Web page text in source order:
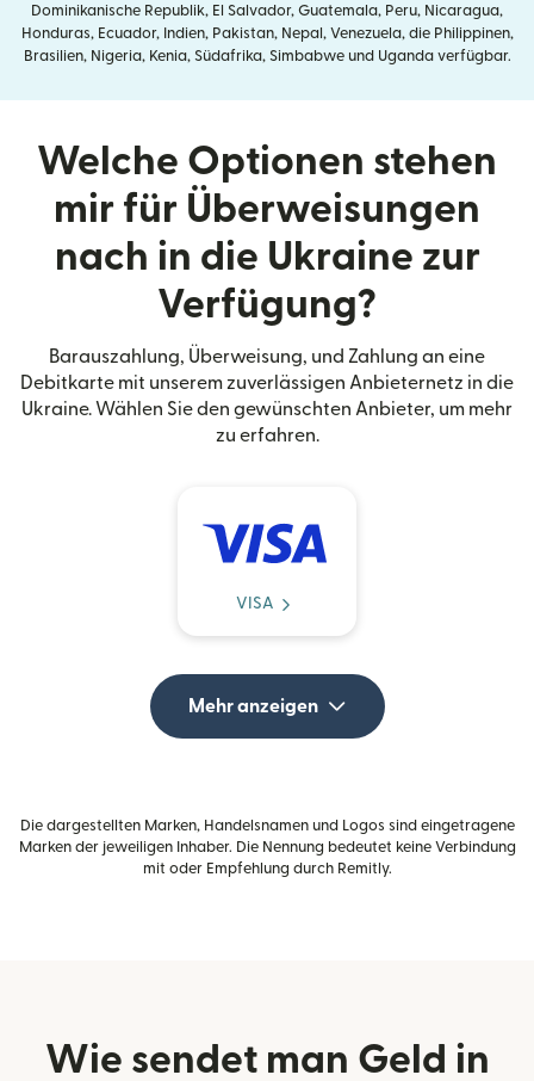
Dominikanische Republik, El Salvador, Guatemala, Peru, Nicaragua,
Honduras, Ecuador, Indien, Pakistan, Nepal, Venezuela, die Philippinen,
Brasilien, Nigeria, Kenia, Südafrika, Simbabwe und Uganda verfügbar.
Welche Optionen stehen
mir für Überweisungen
nach in die Ukraine zur
Verfügung?
Barauszahlung, Überweisung, und Zahlung an eine
Debitkarte mit unserem zuverlässigen Anbieternetz in die
Ukraine. Wählen Sie den gewünschten Anbieter, um mehr
zu erfahren.
VISA
Mehr anzeigen
Die dargestellten Marken, Handelsnamen und Logos sind eingetragene
Marken der jeweiligen Inhaber. Die Nennung bedeutet keine Verbindung
mit oder Empfehlung durch Remitly.
Wie sendet man Geld in